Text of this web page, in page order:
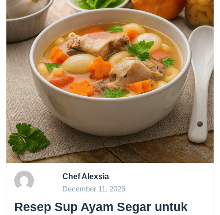
Chef Alexsia
December 11, 2025
Resep Sup Ayam Segar untuk